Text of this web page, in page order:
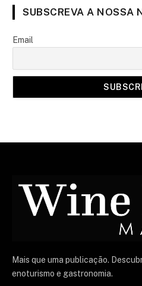
SUBSCREVA A NOSSA
Email
Mais que uma publicação.
enoturismo e gastronomia.